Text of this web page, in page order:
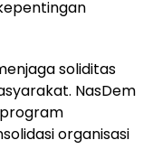
soliditas
NasDem
organisasi